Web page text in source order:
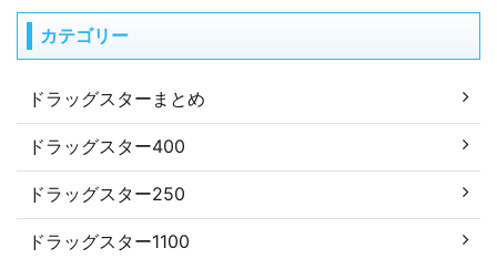
カテゴリー
ドラッグスターまとめ
ドラッグスター400
ドラッグスター250
ドラッグスター1100